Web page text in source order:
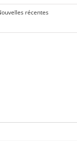
récentes